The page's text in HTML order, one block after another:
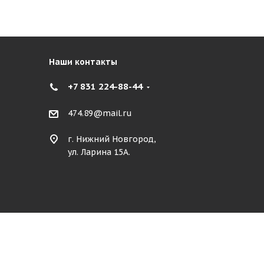
Наши контакты
+7 831 224-88-44
474.89@mail.ru
г. Нижний Новгород,
ул. Ларина 15А.